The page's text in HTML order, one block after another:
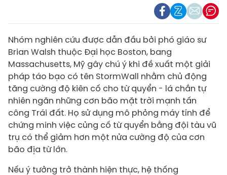
Nhóm nghiên cứu được dẫn đầu bởi phó giáo sư
Brian Walsh thuộc Đại học Boston, bang
Massachusetts, Mỹ gây chú ý khi đề xuất một giải
pháp táo bạo có tên StormWall nhằm chủ động
tăng cường độ kiên cố cho từ quyển - lá chắn tự
nhiên ngăn những cơn bão mặt trời mạnh tấn
công Trái đất. Họ sử dụng mô phỏng máy tính để
chứng minh việc củng cố từ quyển bằng đội tàu vũ
trụ có thể giảm hơn một nửa cường độ của cơn
bão địa từ lớn.
Nếu ý tưởng trở thành hiện thực, hệ thống